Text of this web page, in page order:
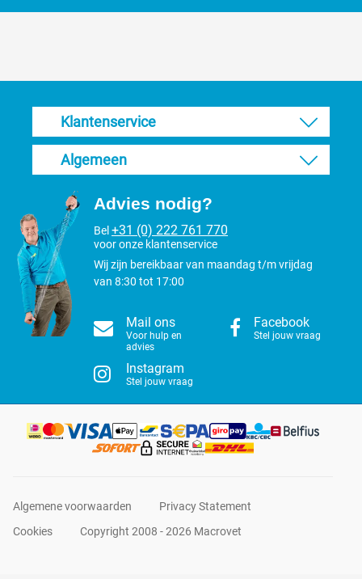
Klantenservice
Algemeen
Advies nodig?
Bel +31 (0) 222 761 770
voor onze klantenservice
Wij zijn bereikbaar van maandag t/m vrijdag
van 8:30 tot 17:00
Mail ons
Voor hulp en
advies
Facebook
Stel jouw vraag
Instagram
Stel jouw vraag
Algemene voorwaarden
Privacy Statement
Cookies
Copyright 2008 - 2026 Macrovet